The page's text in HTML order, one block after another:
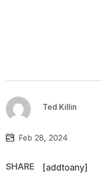
Ted Killin
Feb 28, 2024
SHARE [addtoany]